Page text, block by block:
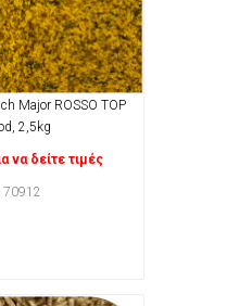
Major ROSSO TOP
2,5kg
να δείτε τιμές